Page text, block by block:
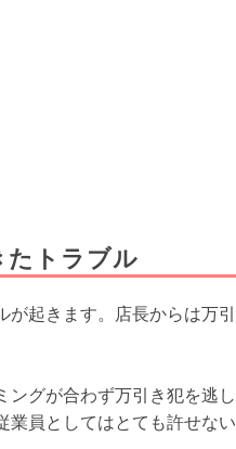
トラブル
起きます。店長からは万引
グが合わず万引き犯を逃し
業員としてはとても許せない